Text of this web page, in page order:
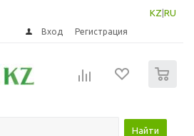
KZ RU
Вход Регистрация
Найти